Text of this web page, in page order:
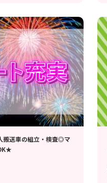
搬送車の組立・検査◎マ